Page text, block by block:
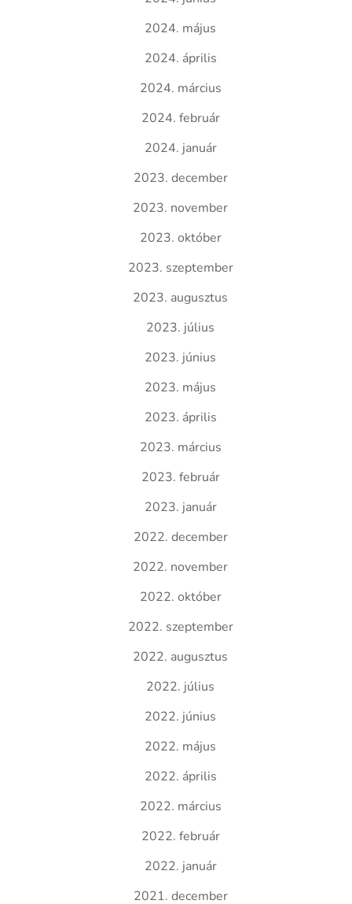
2024. május
2024. április
2024. március
2024. február
2024. január
2023. december
2023. november
2023. október
2023. szeptember
2023. augusztus
2023. július
2023. június
2023. május
2023. április
2023. március
2023. február
2023. január
2022. december
2022. november
2022. október
2022. szeptember
2022. augusztus
2022. július
2022. június
2022. május
2022. április
2022. március
2022. február
2022. január
2021. december